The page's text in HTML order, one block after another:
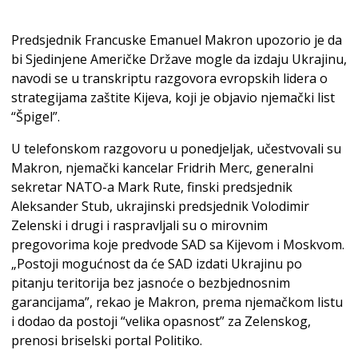
Predsjednik Francuske Emanuel Makron upozorio je da
bi Sjedinjene Američke Države mogle da izdaju Ukrajinu,
navodi se u transkriptu razgovora evropskih lidera o
strategijama zaštite Kijeva, koji je objavio njemački list
“Špigel”.
U telefonskom razgovoru u ponedjeljak, učestvovali su
Makron, njemački kancelar Fridrih Merc, generalni
sekretar NATO-a Mark Rute, finski predsjednik
Aleksander Stub, ukrajinski predsjednik Volodimir
Zelenski i drugi i raspravljali su o mirovnim
pregovorima koje predvode SAD sa Kijevom i Moskvom.
„Postoji mogućnost da će SAD izdati Ukrajinu po
pitanju teritorija bez jasnoće o bezbjednosnim
garancijama”, rekao je Makron, prema njemačkom listu
i dodao da postoji “velika opasnost” za Zelenskog,
prenosi briselski portal Politiko.